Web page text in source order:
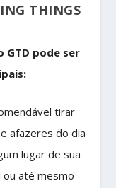
THINGS
GTD pode ser
tirar
afazeres do dia
lugar de sua
ou até mesmo